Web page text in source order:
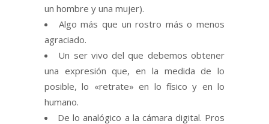
un hombre y una mujer).
Algo más que un rostro más o menos
agraciado.
Un ser vivo del que debemos obtener
una expresión que, en la medida de lo
posible, lo «retrate» en lo físico y en lo
humano.
De lo analógico a la cámara digital. Pros